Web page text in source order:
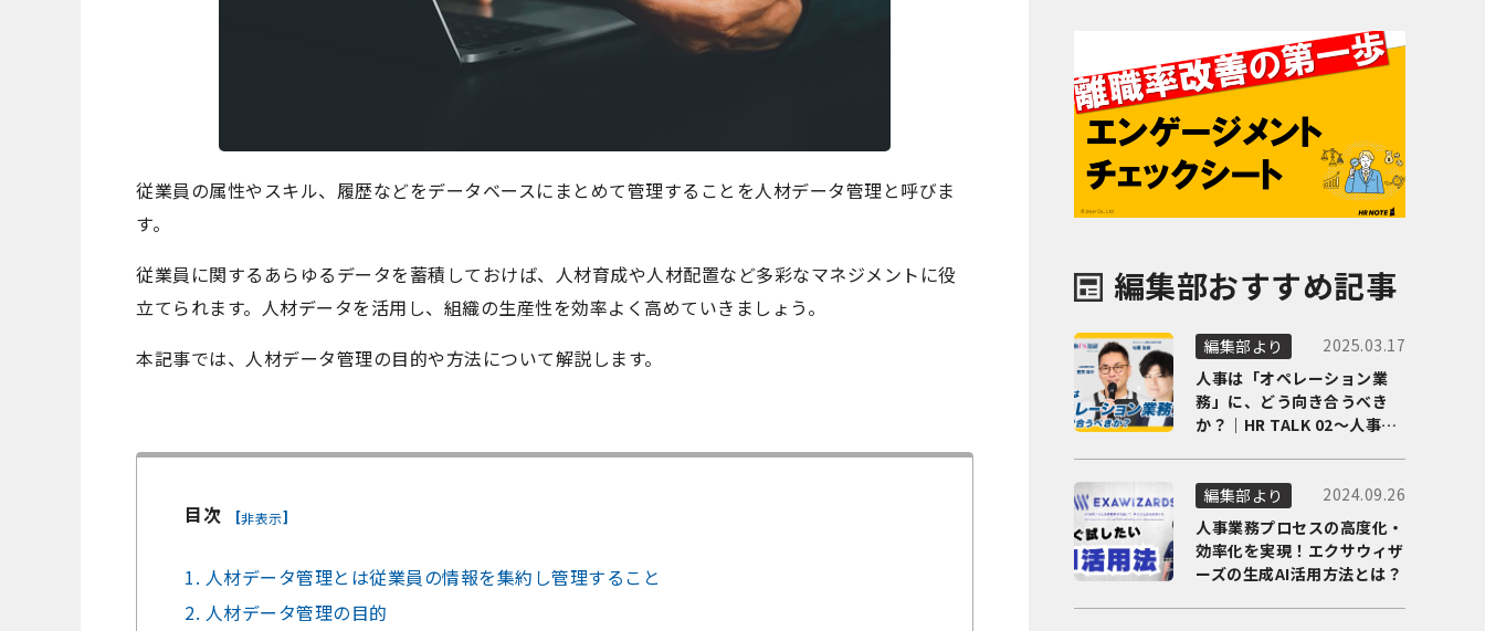
従業員の属性やスキル、履歴などをデータベースにまとめて管理することを人材データ管理と呼びま
す。
従業員に関するあらゆるデータを蓄積しておけば、人材育成や人材配置など多彩なマネジメントに役
立てられます。人材データを活用し、組織の生産性を効率よく高めていきましょう。
本記事では、人材データ管理の目的や方法について解説します。
目次 [非表示]
1. 人材データ管理とは従業員の情報を集約し管理すること
2. 人材データ管理の目的
編集部おすすめ記事
編集部より
2025.03.17
人事は「オペレーション業
務」に、どう向き合うべき
か？｜HR TALK 02～人事DX
編集部より
2024.09.26
人事業務プロセスの高度化・
効率化を実現！エクサウィザ
ーズの生成AI活用方法とは？